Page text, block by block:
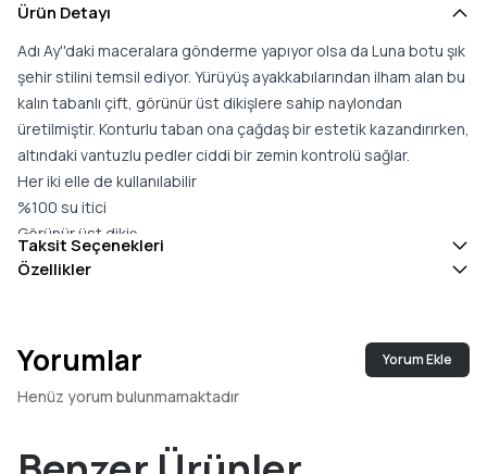
Ürün Detayı
Adı Ay''daki maceralara gönderme yapıyor olsa da Luna botu şık
şehir stilini temsil ediyor. Yürüyüş ayakkabılarından ilham alan bu
kalın tabanlı çift, görünür üst dikişlere sahip naylondan
üretilmiştir. Konturlu taban ona çağdaş bir estetik kazandırırken,
altındaki vantuzlu pedler ciddi bir zemin kontrolü sağlar.
Her iki elle de kullanılabilir
%100 su itici
Görünür üst dikiş
Logo kabartmalı topuk desteği
Termoplastik kauçuk sırtlı taban
Bağcıklı ön bağlantı
%90 naylon, %10 TPU; astar: %100 polyester; taban: %80
termoplastik kauçuk, %20 EVA
Taksit Seçenekleri
Özellikler
Yorumlar Yorum Ekle
Henüz yorum bulunmamaktadır